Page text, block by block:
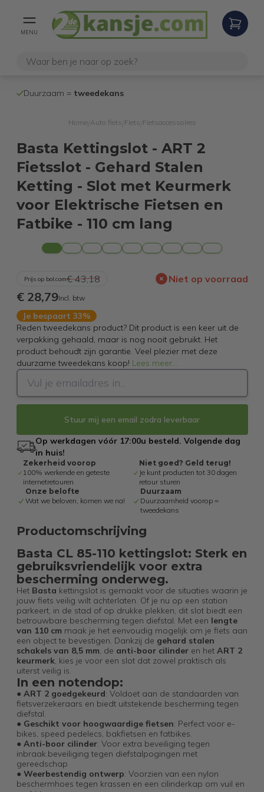
MENU
Duurzaam = tweedekans
Home/ Auto fiets Fiets Fietsaccessoires
Basta Kettingslot - ART 2
Fietsslot - Gehard Stalen
Ketting - Slot met Keurmerk
voor Elektrische Fietsen en
Fatbike - 110 cm lang
Prijs op bol.com€ 43,18 Niet op voorraad
€ 28,79Incl. btw
Je bespaart 33%
Reden tweedekans product? Dit product is een keer uit de
verpakking gehaald, maar is nog nooit gebruikt. Het
product behoudt zijn garantie. Veel plezier met deze
duurzame tweedekans koop! Lees meer...
Stuur mij een email zodra leverbaar
Op werkdagen vóór 17:00u besteld. Volgende dag
in huis!
Zekerheid voorop
100% werkende en geteste
internetretouren
Niet goed? Geld terug!
Je kunt producten tot 30 dagen
retour sturen
Onze belofte
Wat we beloven, komen we na!
Duurzaam
Duurzaamheid voorop =
tweedekans
Productomschrijving
Basta CL 85-110 kettingslot: Sterk en
gebruiksvriendelijk voor extra
bescherming onderweg.
Het Basta kettingslot is gemaakt voor de situaties waarin je
jouw fiets veilig wilt achterlaten. Of je nu op een station
parkeert, in de stad of op drukke plekken, dit slot biedt een
betrouwbare bescherming tegen diefstal. Met een lengte
van 110 cm maak je het eenvoudig mogelijk om je fiets aan
een object te bevestigen. Dankzij de gehard stalen
schakels van 8,5 mm, de anti-boor cilinderen het ART 2
keurmerk, kies je voor een slot dat zowel praktisch als
uiterst veilig is.
In een notendop:
● ART 2 goedgekeurd: Voldoet aan de standaarden van
fietsverzekeraars en biedt uitstekende bescherming tegen
diefstal.
● Geschikt voor hoogwaardige fietsen: Perfect voor e-
bikes, speed pedelecs, bakfietsen en fatbikes.
● Anti-boor cilinder: Voor extra beveiliging tegen
inbraak.beveiliging tegen diefstalpogingen met
gereedschap
● Weerbestendig ontwerp: Voorzien van een nylon
beschermhoes tegen krassen en een cilinderkap om vuil en